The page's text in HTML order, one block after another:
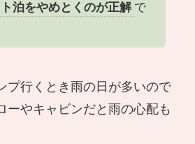
泊をやめとくのが正解 で
プ行くとき雨の日が多いので
ーやキャビンだと雨の心配も